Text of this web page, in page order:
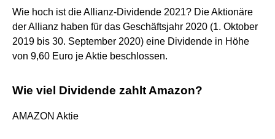
Wie hoch ist die Allianz-Dividende 2021? Die Aktionäre
der Allianz haben für das Geschäftsjahr 2020 (1. Oktober
2019 bis 30. September 2020) eine Dividende in Höhe
von 9,60 Euro je Aktie beschlossen.
Wie viel Dividende zahlt Amazon?
AMAZON Aktie